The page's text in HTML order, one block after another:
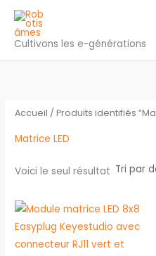
Aller
contenu
Cultivons les e-générations
Accueil / Produits identifiés
Matrice LED
Voici le seul résultat